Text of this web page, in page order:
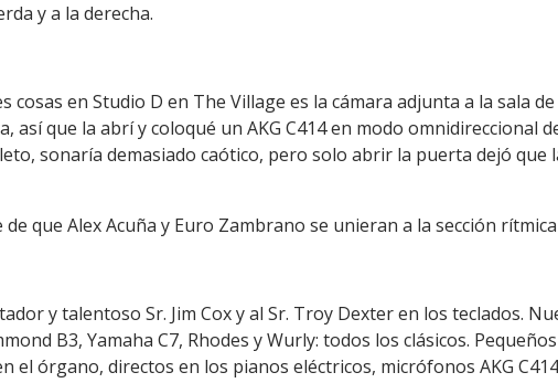
y a la derecha.
cosas en Studio D en The Village es la cámara adjunta a la sala
así que la abrí y coloqué un AKG C414 en modo omnidireccional
sonaría demasiado caótico, pero solo abrir la puerta dejó
que Alex Acuña y Euro Zambrano se unieran a la sección
y talentoso Sr. Jim Cox y al Sr. Troy Dexter en los teclados.
B3, Yamaha C7, Rhodes y Wurly: todos los clásicos.
el órgano, directos en los pianos eléctricos, micrófonos AKG